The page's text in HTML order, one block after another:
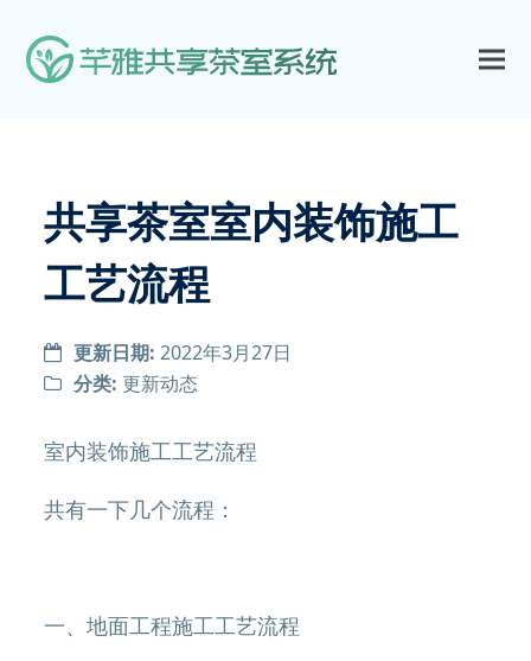
共享茶室室内装饰施工
工艺流程
更新日期: 2022年3月27日
分类: 更新动态
室内装饰施工工艺流程
共有一下几个流程：
一、地面工程施工工艺流程